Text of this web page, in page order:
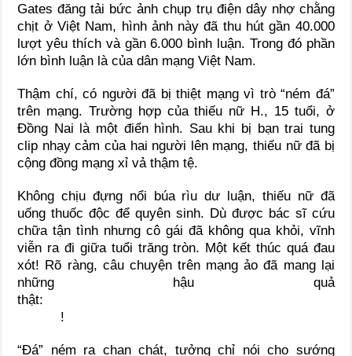
Gates đăng tải bức ảnh chụp trụ điện dây nhợ chằng
chịt ở Việt Nam, hình ảnh này đã thu hút gần 40.000
lượt yêu thích và gần 6.000 bình luận. Trong đó phần
lớn bình luận là của dân mạng Việt Nam.
Thậm chí, có người đã bị thiệt mạng vì trò “ném đá”
trên mạng. Trường hợp của thiếu nữ H., 15 tuổi, ở
Đồng Nai là một điển hình. Sau khi bị bạn trai tung
clip nhạy cảm của hai người lên mạng, thiếu nữ đã bị
cộng đồng mạng xỉ vả thậm tệ.
Không chịu đựng nổi búa rìu dư luận, thiếu nữ đã
uống thuốc độc để quyên sinh. Dù được bác sĩ cứu
chữa tận tình nhưng cô gái đã không qua khỏi, vĩnh
viễn ra đi giữa tuổi trăng tròn. Một kết thúc quá đau
xót! Rõ ràng, câu chuyện trên mạng ảo đã mang lại
những hậu quả
thật:
!
“Đá” ném ra chan chát, tưởng chỉ nói cho sướng